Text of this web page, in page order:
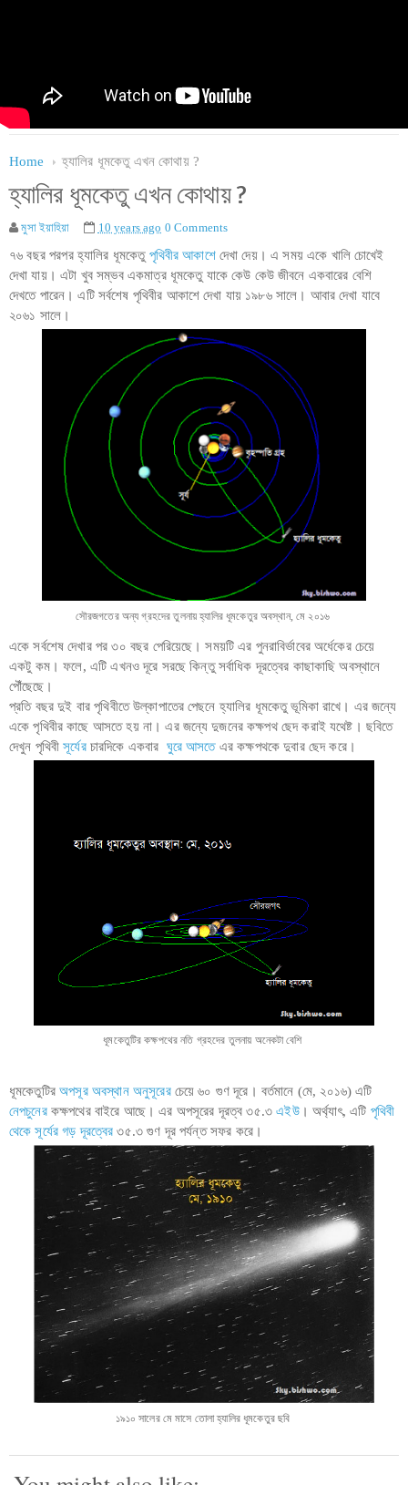
Home হ্যালির ধূমকেতু এখন কোথায় ?
হ্যালির ধূমকেতু এখন কোথায় ?
মুসা ইয়াহিয়া 10 years ago 0 Comments
৭৬ বছর পরপর হ্যালির ধূমকেতু পৃথিবীর আকাশেদেখা দেয়। এ সময় একে খালি চোখেই
দেখা যায়। এটা খুব সম্ভব একমাত্র ধূমকেতু যাকে কেউ কেউ জীবনে একবারের বেশি
দেখতে পারেন। এটি সর্বশেষ পৃথিবীর আকাশে দেখা যায় ১৯৮৬ সালে। আবার দেখা যাবে
২০৬১ সালে।
সৌরজগতের অন্য গ্রহদের তুলনায় হ্যালির ধূমকেতুর অবস্থান, মে ২০১৬
একে সর্বশেষ দেখার পর ৩০ বছর পেরিয়েছে। সময়টি এর পুনরাবির্ভাবের অর্ধেকের চেয়ে
একটু কম। ফলে, এটি এখনও দূরে সরছে কিন্তু সর্বাধিক দূরত্বের কাছাকাছি অবস্থানে
পৌঁছেছে।
প্রতি বছর দুই বার পৃথিবীতে উল্কাপাতের পেছনে হ্যালির ধূমকেতু ভূমিকা রাখে। এর জন্যে
একে পৃথিবীর কাছে আসতে হয় না। এর জন্যে দুজনের কক্ষপথ ছেদ করাই যথেষ্ট। ছবিতে
দেখুন পৃথিবীসূর্যেরচারদিকে একবার ঘুরে আসতেএর কক্ষপথকে দুবার ছেদ করে।
ধূমকেতুটির কক্ষপথের নতি গ্রহদের তুলনায় অনেকটা বেশি
ধূমকেতুটিরঅপসূর অবস্থান অনুসূরেরচেয়ে ৬০ গুণ দূরে। বর্তমানে (মে, ২০১৬) এটি
নেপচুনের কক্ষপথের বাইরে আছে। এর অপসূরের দূরত্ব ৩৫.৩এইউ। অর্থ্যাৎ, এটি পৃথিবী
থেকে সূর্যের গড় দূরত্বের ৩৫.৩ গুণ দূর পর্যন্ত সফর করে।
১৯১০ সালের মে মাসে তোলা হ্যালির ধূমকেতুর ছবি